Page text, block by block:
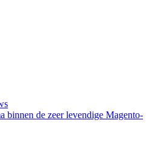
binnen de zeer levendige Magento-